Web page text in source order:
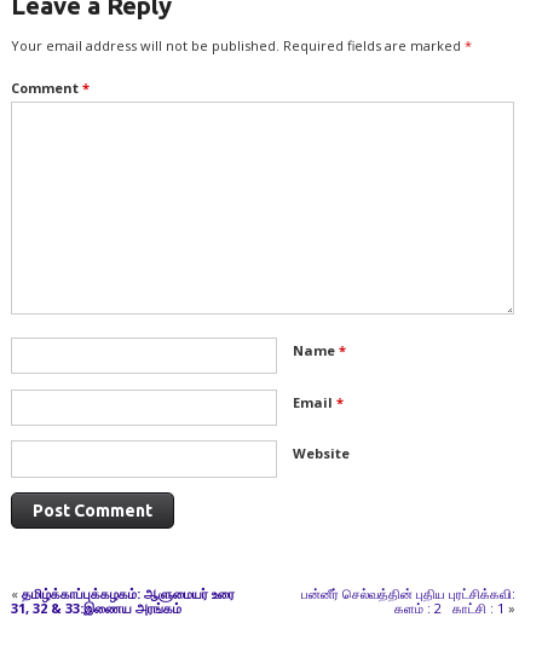
Your email address will not be published. Required fields are marked *
Comment *
Name *
Email *
Website
« தமிழ்க்காப்புக்கழகம்: ஆளுமையர் உரை
31, 32 & 33:இணைய அரங்கம்
பன்னீர் செல்வத்தின் புதிய புரட்சிக்கவி:
களம் : 2 காட்சி : 1 »